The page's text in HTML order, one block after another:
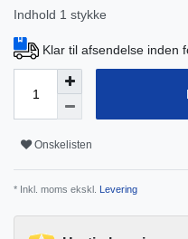
Indhold 1 stykke
Klar til afsendelse inden
Onskelisten
* Inkl. moms ekskl. Levering